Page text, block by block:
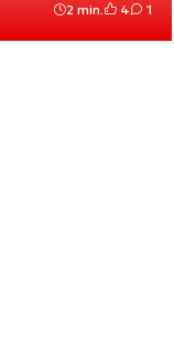
2 min. 4 1